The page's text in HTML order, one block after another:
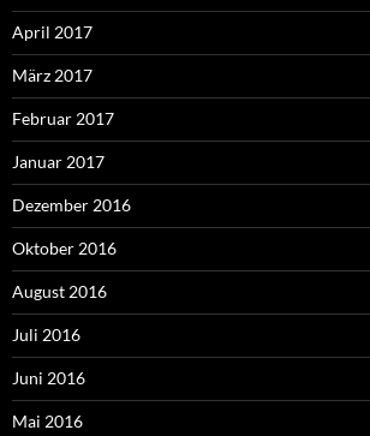
April 2017
März 2017
Februar 2017
Januar 2017
Dezember 2016
Oktober 2016
August 2016
Juli 2016
Juni 2016
Mai 2016